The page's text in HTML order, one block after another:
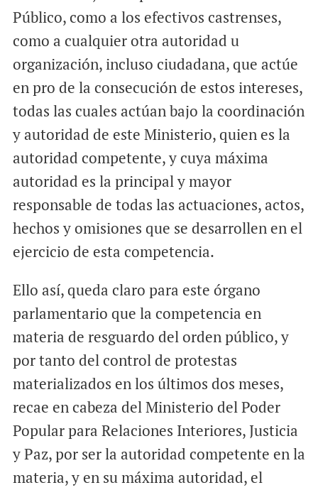
Público, como a los efectivos castrenses,
como a cualquier otra autoridad u
organización, incluso ciudadana, que actúe
en pro de la consecución de estos intereses,
todas las cuales actúan bajo la coordinación
y autoridad de este Ministerio, quien es la
autoridad competente, y cuya máxima
autoridad es la principal y mayor
responsable de todas las actuaciones, actos,
hechos y omisiones que se desarrollen en el
ejercicio de esta competencia.
Ello así, queda claro para este órgano
parlamentario que la competencia en
materia de resguardo del orden público, y
por tanto del control de protestas
materializados en los últimos dos meses,
recae en cabeza del Ministerio del Poder
Popular para Relaciones Interiores, Justicia
y Paz, por ser la autoridad competente en la
materia, y en su máxima autoridad, el